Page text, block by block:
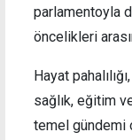
parlamentoyla
öncelikleri
Hayat
sağlık, eğitim
temel gündemi